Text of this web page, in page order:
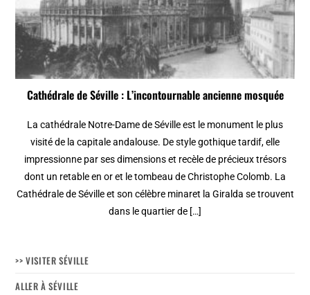
Cathédrale de Séville : L’incontournable ancienne mosquée
La cathédrale Notre-Dame de Séville est le monument le plus
visité de la capitale andalouse. De style gothique tardif, elle
impressionne par ses dimensions et recèle de précieux trésors
dont un retable en or et le tombeau de Christophe Colomb. La
Cathédrale de Séville et son célèbre minaret la Giralda se trouvent
dans le quartier de […]
>> VISITER SÉVILLE
ALLER À SÉVILLE